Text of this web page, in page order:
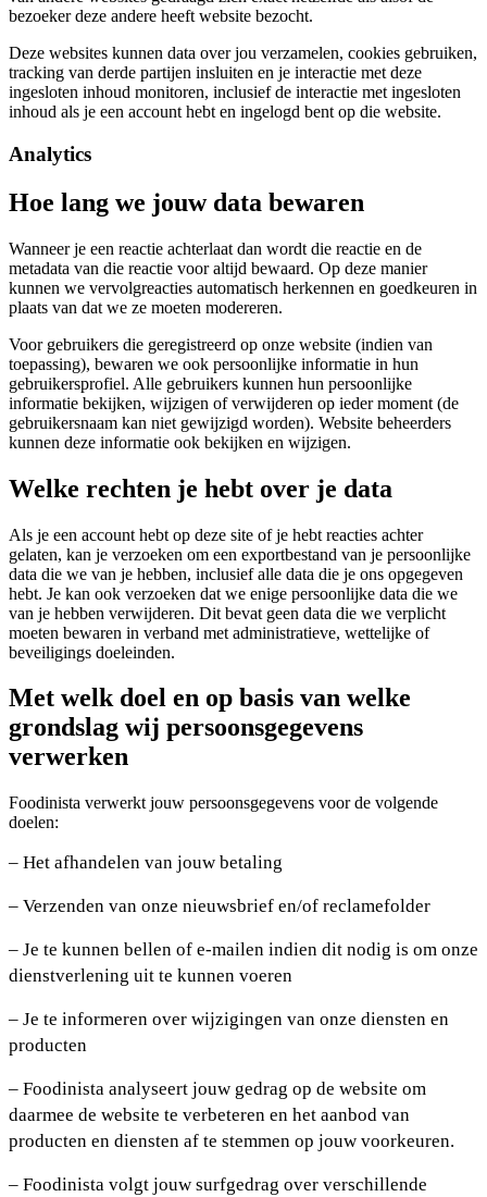
bezoeker deze andere heeft website bezocht.
Deze websites kunnen data over jou verzamelen, cookies gebruiken,
tracking van derde partijen insluiten en je interactie met deze
ingesloten inhoud monitoren, inclusief de interactie met ingesloten
inhoud als je een account hebt en ingelogd bent op die website.
Analytics
Hoe lang we jouw data bewaren
Wanneer je een reactie achterlaat dan wordt die reactie en de
metadata van die reactie voor altijd bewaard. Op deze manier
kunnen we vervolgreacties automatisch herkennen en goedkeuren in
plaats van dat we ze moeten modereren.
Voor gebruikers die geregistreerd op onze website (indien van
toepassing), bewaren we ook persoonlijke informatie in hun
gebruikersprofiel. Alle gebruikers kunnen hun persoonlijke
informatie bekijken, wijzigen of verwijderen op ieder moment (de
gebruikersnaam kan niet gewijzigd worden). Website beheerders
kunnen deze informatie ook bekijken en wijzigen.
Welke rechten je hebt over je data
Als je een account hebt op deze site of je hebt reacties achter
gelaten, kan je verzoeken om een exportbestand van je persoonlijke
data die we van je hebben, inclusief alle data die je ons opgegeven
hebt. Je kan ook verzoeken dat we enige persoonlijke data die we
van je hebben verwijderen. Dit bevat geen data die we verplicht
moeten bewaren in verband met administratieve, wettelijke of
beveiligings doeleinden.
Met welk doel en op basis van welke
grondslag wij persoonsgegevens
verwerken
Foodinista verwerkt jouw persoonsgegevens voor de volgende
doelen:
– Het afhandelen van jouw betaling
– Verzenden van onze nieuwsbrief en/of reclamefolder
– Je te kunnen bellen of e-mailen indien dit nodig is om onze
dienstverlening uit te kunnen voeren
– Je te informeren over wijzigingen van onze diensten en
producten
– Foodinista analyseert jouw gedrag op de website om
daarmee de website te verbeteren en het aanbod van
producten en diensten af te stemmen op jouw voorkeuren.
– Foodinista volgt jouw surfgedrag over verschillende